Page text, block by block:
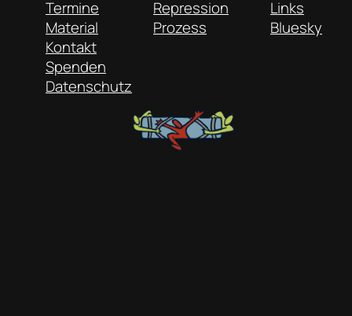
Termine
Material
Repression
Prozess
Links
Bluesky
Kontakt
Spenden
Datenschutz